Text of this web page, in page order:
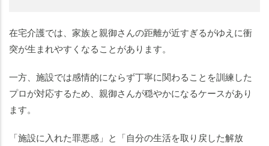
在宅介護では、家族と親御さんの距離が近すぎるがゆえに衝
突が生まれやすくなることがあります。
一方、施設では感情的にならず丁寧に関わることを訓練した
プロが対応するため、親御さんが穏やかになるケースがあり
ます。
「施設に入れた罪悪感」と「自分の生活を取り戻した解放